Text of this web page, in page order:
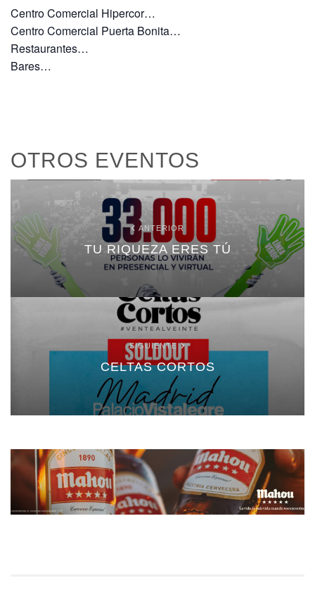
Centro Comercial Hipercor…
Centro Comercial Puerta Bonita…
Restaurantes…
Bares…
OTROS EVENTOS
ANTERIOR
TU RIQUEZA ERES TÚ
SIGUIENTE
CELTAS CORTOS